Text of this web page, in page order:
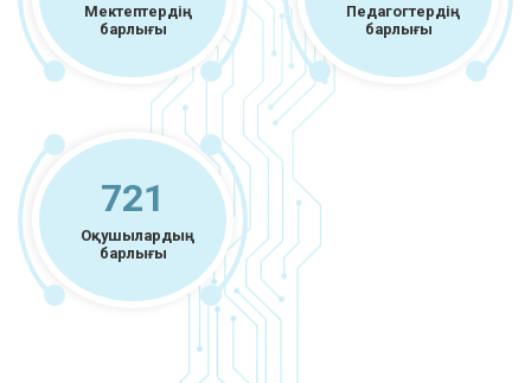
Мектептердің
барлығы
Педагогтердің
барлығы
721
Оқушылардың
барлығы